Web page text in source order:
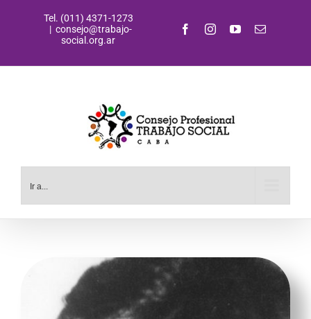
Tel. (011) 4371-1273
| consejo@trabajo-
social.org.ar
FacebookInstagramYouTubeCorreo
Ir a...